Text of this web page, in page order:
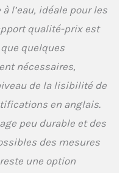
l’eau, idéale pour les
qualité-prix est
quelques
nécessaires,
de la lisibilité de
en anglais.
peu durable et des
des mesures
une option